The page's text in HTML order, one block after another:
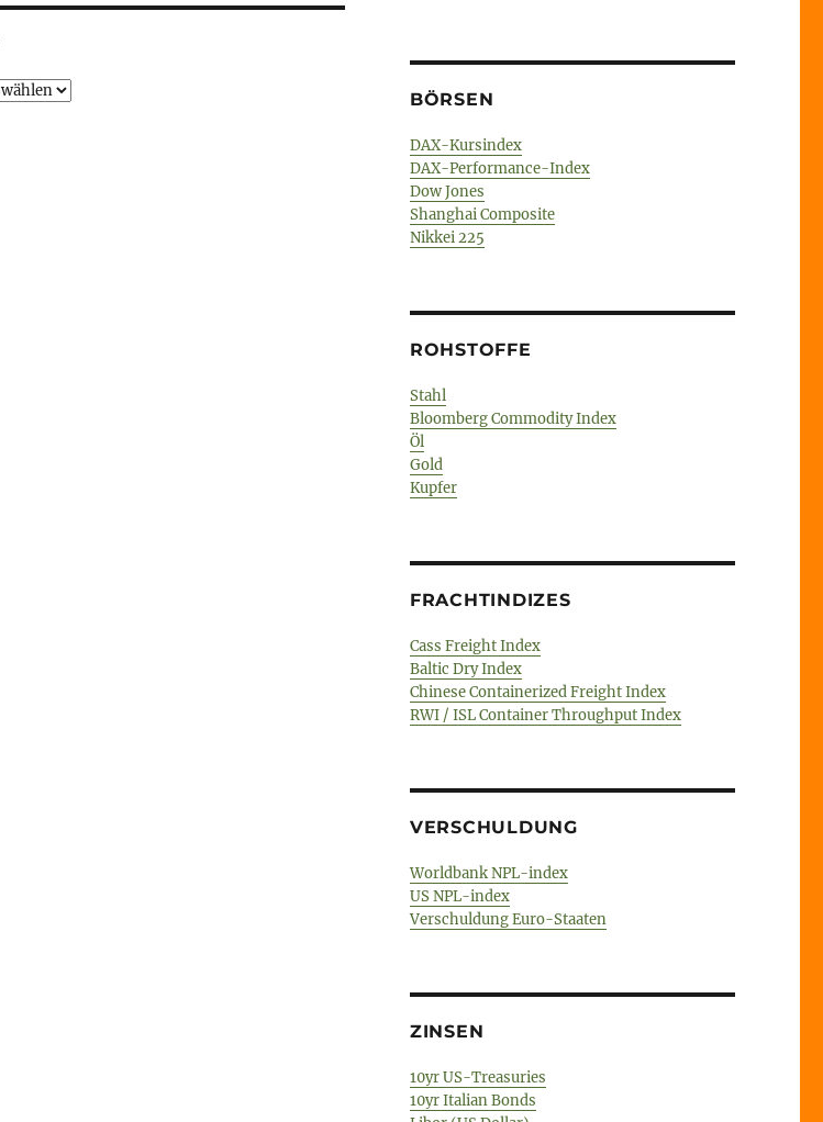
BÖRSEN
DAX-Kursindex
DAX-Performance-Index
Dow Jones
Shanghai Composite
Nikkei 225
ROHSTOFFE
Stahl
Bloomberg Commodity Index
Öl
Gold
Kupfer
FRACHTINDIZES
Cass Freight Index
Baltic Dry Index
Chinese Containerized Freight Index
RWI / ISL Container Throughput Index
VERSCHULDUNG
Worldbank NPL-index
US NPL-index
Verschuldung Euro-Staaten
ZINSEN
10yr US-Treasuries
10yr Italian Bonds